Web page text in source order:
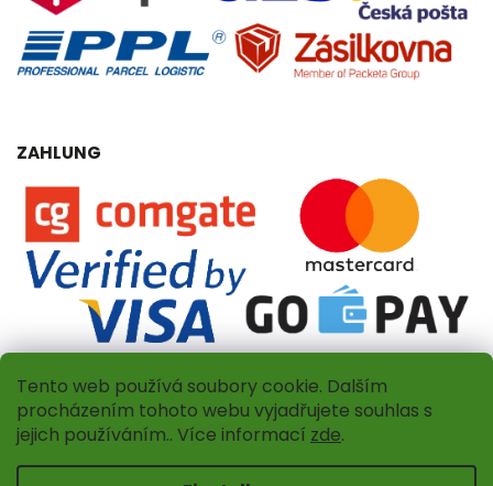
Tento web používá soubory cookie. Dalším
procházením tohoto webu vyjadřujete souhlas s
jejich používáním.. Více informací zde.
ZAHLUNG
Copyright 2026Dřevěný obchůdek. Alle Rechte